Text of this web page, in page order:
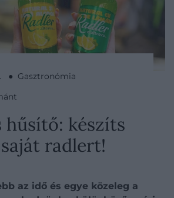
● Gasztronómia
hűsítő: készíts
radlert!
az idő és egye közeleg a